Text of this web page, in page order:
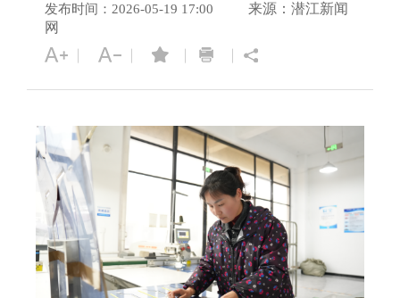
发布时间：2026-05-19 17:00
来源：潜江新闻
网